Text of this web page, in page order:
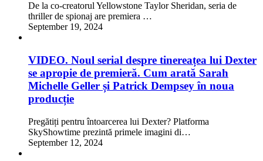
De la co-creatorul Yellowstone Taylor Sheridan, seria de
thriller de spionaj are premiera …
September 19, 2024
VIDEO. Noul serial despre tinereațea lui Dexter
se apropie de premieră. Cum arată Sarah
Michelle Geller și Patrick Dempsey în noua
producție
Pregătiți pentru întoarcerea lui Dexter? Platforma
SkyShowtime prezintă primele imagini di…
September 12, 2024